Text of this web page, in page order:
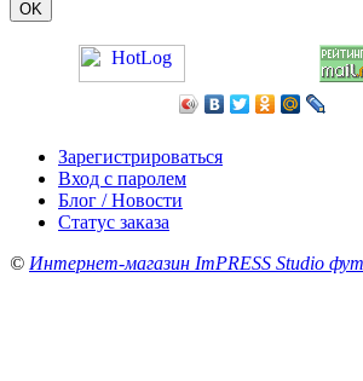
Зарегистрироваться
Вход с паролем
Блог / Новости
Статус заказа
© Интернет-магазин ImPRESS Studio